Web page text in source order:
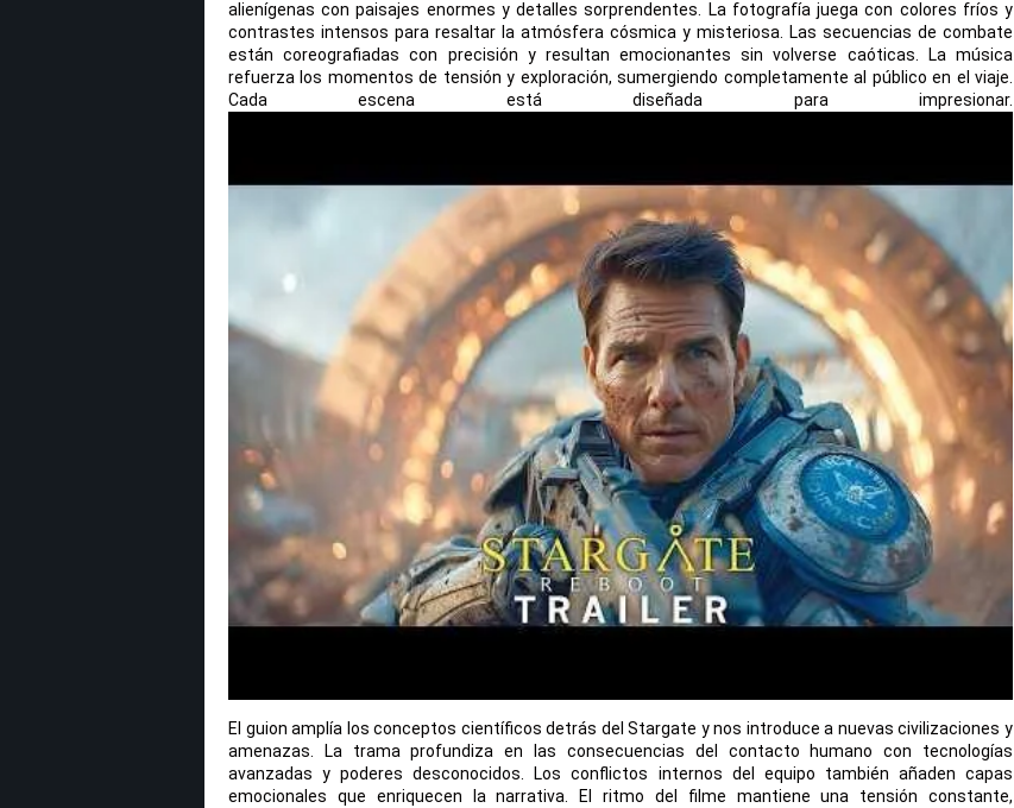
alienígenas con paisajes enormes y detalles sorprendentes. La fotografía juega con colores fríos y
contrastes intensos para resaltar la atmósfera cósmica y misteriosa. Las secuencias de combate
están coreografiadas con precisión y resultan emocionantes sin volverse caóticas. La música
refuerza los momentos de tensión y exploración, sumergiendo completamente al público en el viaje.
Cada escena está diseñada para impresionar.
El guion amplía los conceptos científicos detrás del Stargate y nos introduce a nuevas civilizaciones y
amenazas. La trama profundiza en las consecuencias del contacto humano con tecnologías
avanzadas y poderes desconocidos. Los conflictos internos del equipo también añaden capas
emocionales que enriquecen la narrativa. El ritmo del filme mantiene una tensión constante,